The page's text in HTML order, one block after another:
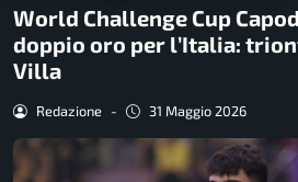
World Challenge Cup
doppio oro per l’Italia:
Villa
Redazione - 31 Maggio 2026